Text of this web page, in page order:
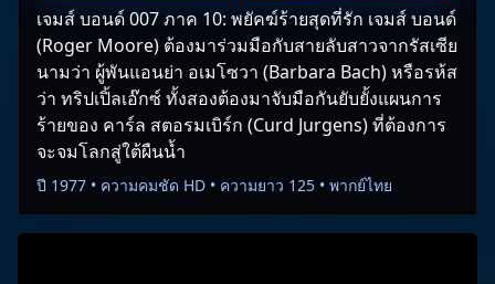
เจมส์ บอนด์ 007 ภาค 10: พยัคฆ์ร้ายสุดที่รัก เจมส์ บอนด์
(Roger Moore) ต้องมาร่วมมือกับสายลับสาวจากรัสเซีย
นามว่า ผู้พันแอนย่า อเมโซวา (Barbara Bach) หรือรห้ส
ว่า ทริปเปิ้ลเอ๊กซ์ ทั้งสองต้องมาจับมือกันยับยั้งแผนการ
ร้ายของ คาร์ล สตอรมเบิร์ก (Curd Jurgens) ที่ต้องการ
จะจมโลกสู่ใต้ผืนน้ำ
ปี 1977 • ความคมชัด HD • ความยาว 125 • พากย์ไทย